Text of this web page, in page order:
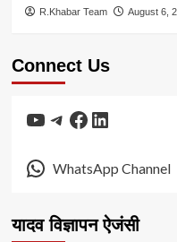
R.Khabar Team August 6,
Connect Us
YouTube
Telegram
Facebook
LinkedIn
WhatsApp Channel
यादव विज्ञापन ऐजंसी